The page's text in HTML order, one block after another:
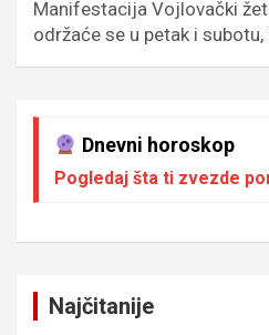
Manifestacija Vojlovački
održaće se u petak i subotu,
Dnevni horoskop
Pogledaj šta ti zvezde
Najčitanije